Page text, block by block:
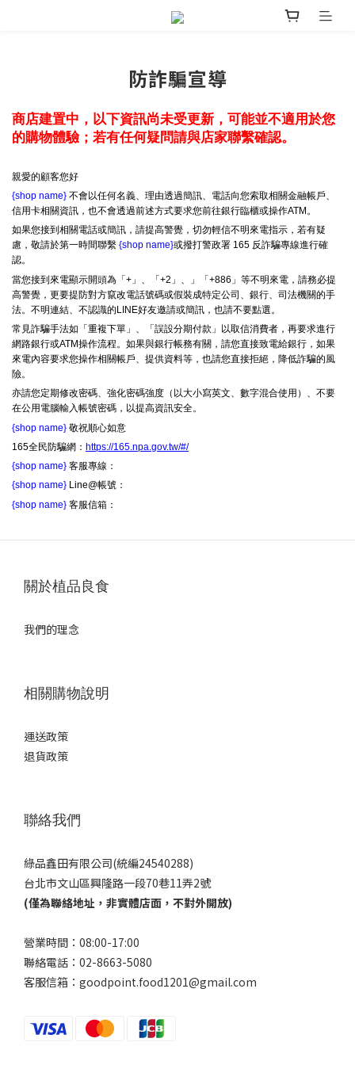
防詐騙宣導
商店建置中，以下資訊尚未受更新，可能並不適用於您
的購物體驗；若有任何疑問請與店家聯繫確認。
親愛的顧客您好
{shop name} 不會以任何名義、理由透過簡訊、電話向您索取相關金融帳戶、
信用卡相關資訊，也不會透過前述方式要求您前往銀行臨櫃或操作ATM。
如果您接到相關電話或簡訊，請提高警覺，切勿輕信不明來電指示，若有疑
慮，敬請於第一時間聯繫 {shop name}或撥打警政署 165 反詐騙專線進行確
認。
當您接到來電顯示開頭為「+」、「+2」、」「+886」等不明來電，請務必提
高警覺，更要提防對方竄改電話號碼或假裝成特定公司、銀行、司法機關的手
法。不明連結、不認識的LINE好友邀請或簡訊，也請不要點選。
常見詐騙手法如「重複下單」、「誤設分期付款」以取信消費者，再要求進行
網路銀行或ATM操作流程。如果與銀行帳務有關，請您直接致電給銀行，如果
來電內容要求您操作相關帳戶、提供資料等，也請您直接拒絕，降低詐騙的風
險。
亦請您定期修改密碼、強化密碼強度（以大小寫英文、數字混合使用）、不要
在公用電腦輸入帳號密碼，以提高資訊安全。
{shop name} 敬祝順心如意
165全民防騙網： https://165.npa.gov.tw/#/
{shop name} 客服專線：
{shop name} Line@帳號：
{shop name} 客服信箱：
關於植品良食
我們的理念
相關購物說明
運送政策
退貨政策
聯絡我們
綠品鑫田有限公司(統編24540288)
台北市文山區興隆路一段70巷11弄2號
(僅為聯絡地址，非實體店面，不對外開放)
營業時間：08:00-17:00
聯絡電話：02-8663-5080
客服信箱：goodpoint.food1201@gmail.com